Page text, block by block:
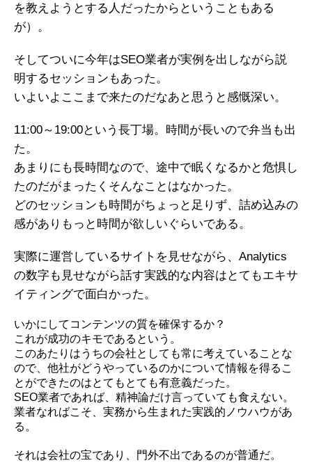
を教えようとする人だったからということもある
が）。
そしてついに今年はSEO業者が実例を出しながら説
明するセッションもあった。
いよいよここまで来たのだなあと思うと感慨深い。
11:00～19:00という長丁場。時間が長いので弁当も出
た。
あまりにも長時間なので、途中で眠くなるかと危惧し
たのだがまったくそんなことはなかった。
どのセッションも時間がちょっと足りず、詰め込みの
感がありもっと時間が欲しいぐらいである。
実際に運営しているサイトを見せながら、Analytics
の数字も見せながら話す実践的な内容はとてもエキサ
イティングで面白かった。
いかにしてコンテンツの質を確保するか？
これが成功のキモであるという。
このあたりはうちの会社としても常に考えていることな
ので、他社がどうやっているのかについて情報を得るこ
とができたのはとてもとても有意義だった。
SEO業者であれば、精神論だけ言っていても食えない。
業者なればこそ、実務から生まれた実践的ノウハウがあ
る。
それは会社の宝であり、門外不出であるのが普通だ。